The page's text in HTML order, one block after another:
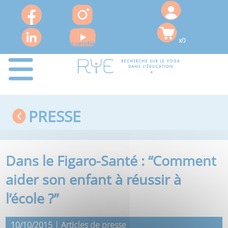
x0
Le RYE est certifié QUALIOPI pour ses actions de formation
PRESSE
Dans le Figaro-Santé : “Comment
aider son enfant à réussir à
l’école ?”
10/10/2015 | Articles de presse